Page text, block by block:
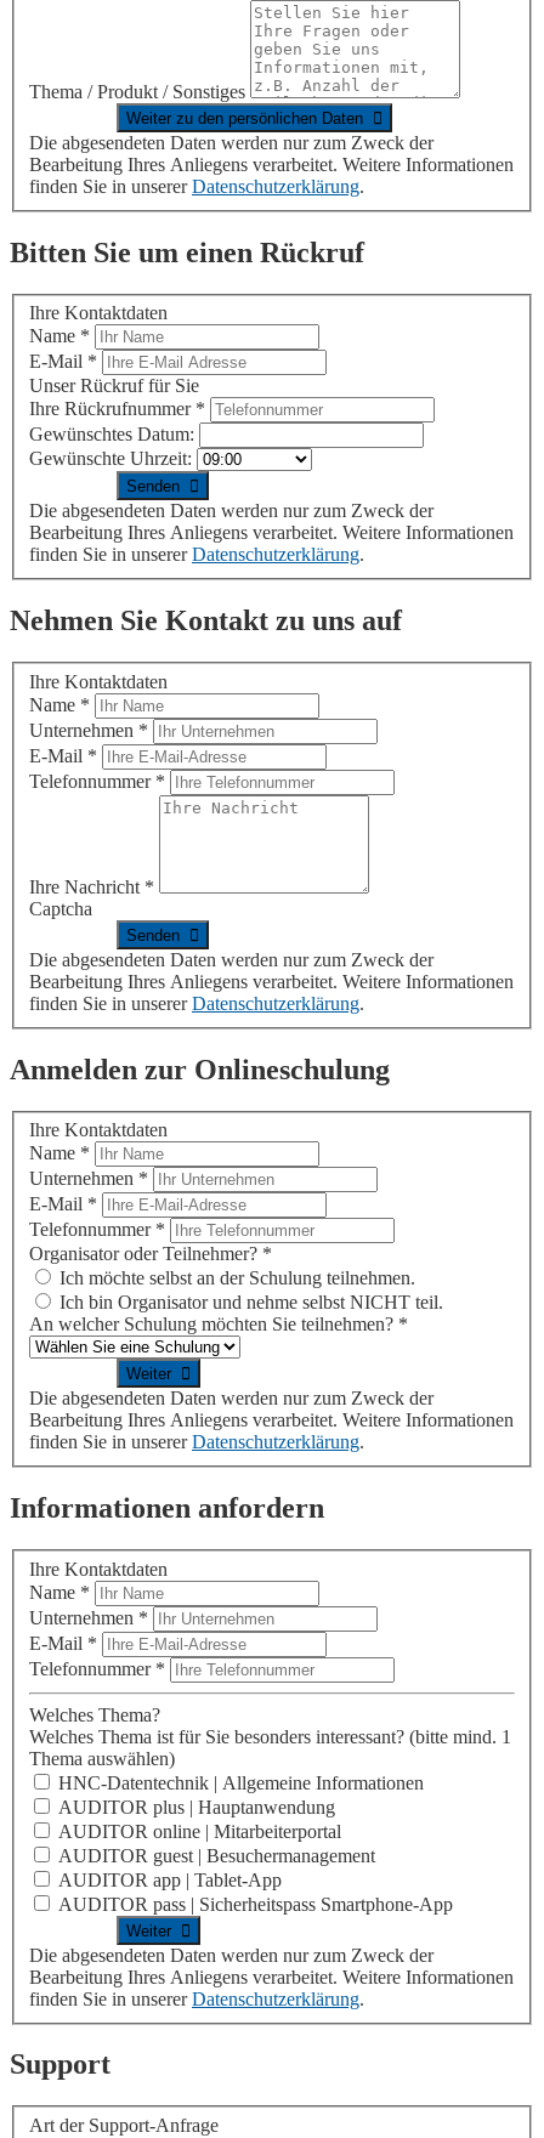
Thema / Produkt / Sonstiges
Die abgesendeten Daten werden nur zum Zweck der
Bearbeitung Ihres Anliegens verarbeitet. Weitere Informationen
finden Sie in unsererDatenschutzerklärung.
Bitten Sie um einen Rückruf
Ihre Kontaktdaten
Name *
E-Mail *
Unser Rückruf für Sie
Ihre Rückrufnummer *
Gewünschtes Datum:
Gewünschte Uhrzeit:
Die abgesendeten Daten werden nur zum Zweck der
Bearbeitung Ihres Anliegens verarbeitet. Weitere Informationen
finden Sie in unsererDatenschutzerklärung.
Nehmen Sie Kontakt zu uns auf
Ihre Kontaktdaten
Name *
Unternehmen *
E-Mail *
Telefonnummer *
Ihre Nachricht *
Captcha
Die abgesendeten Daten werden nur zum Zweck der
Bearbeitung Ihres Anliegens verarbeitet. Weitere Informationen
finden Sie in unsererDatenschutzerklärung.
Anmelden zur Onlineschulung
Ihre Kontaktdaten
Name *
Unternehmen *
E-Mail *
Telefonnummer *
Organisator oder Teilnehmer? *
Ich möchte selbst an der Schulung teilnehmen.
Ich bin Organisator und nehme selbst NICHT teil.
An welcher Schulung möchten Sie teilnehmen? *
Die abgesendeten Daten werden nur zum Zweck der
Bearbeitung Ihres Anliegens verarbeitet. Weitere Informationen
finden Sie in unsererDatenschutzerklärung.
Informationen anfordern
Ihre Kontaktdaten
Name *
Unternehmen *
E-Mail *
Telefonnummer *
Welches Thema?
Welches Thema ist für Sie besonders interessant? (bitte mind. 1
Thema auswählen)
HNC-Datentechnik | Allgemeine Informationen
AUDITOR plus | Hauptanwendung
AUDITOR online | Mitarbeiterportal
AUDITOR guest | Besuchermanagement
AUDITOR app | Tablet-App
AUDITOR pass | Sicherheitspass Smartphone-App
Die abgesendeten Daten werden nur zum Zweck der
Bearbeitung Ihres Anliegens verarbeitet. Weitere Informationen
finden Sie in unsererDatenschutzerklärung.
Support
Art der Support-Anfrage